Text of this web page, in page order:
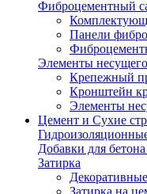
Фиброцементный
Панели
Элементы несущего
Крепежный
Кронштейн
Элементы
Цемент и Сухие
Добавки для
Затирка
Затирка на